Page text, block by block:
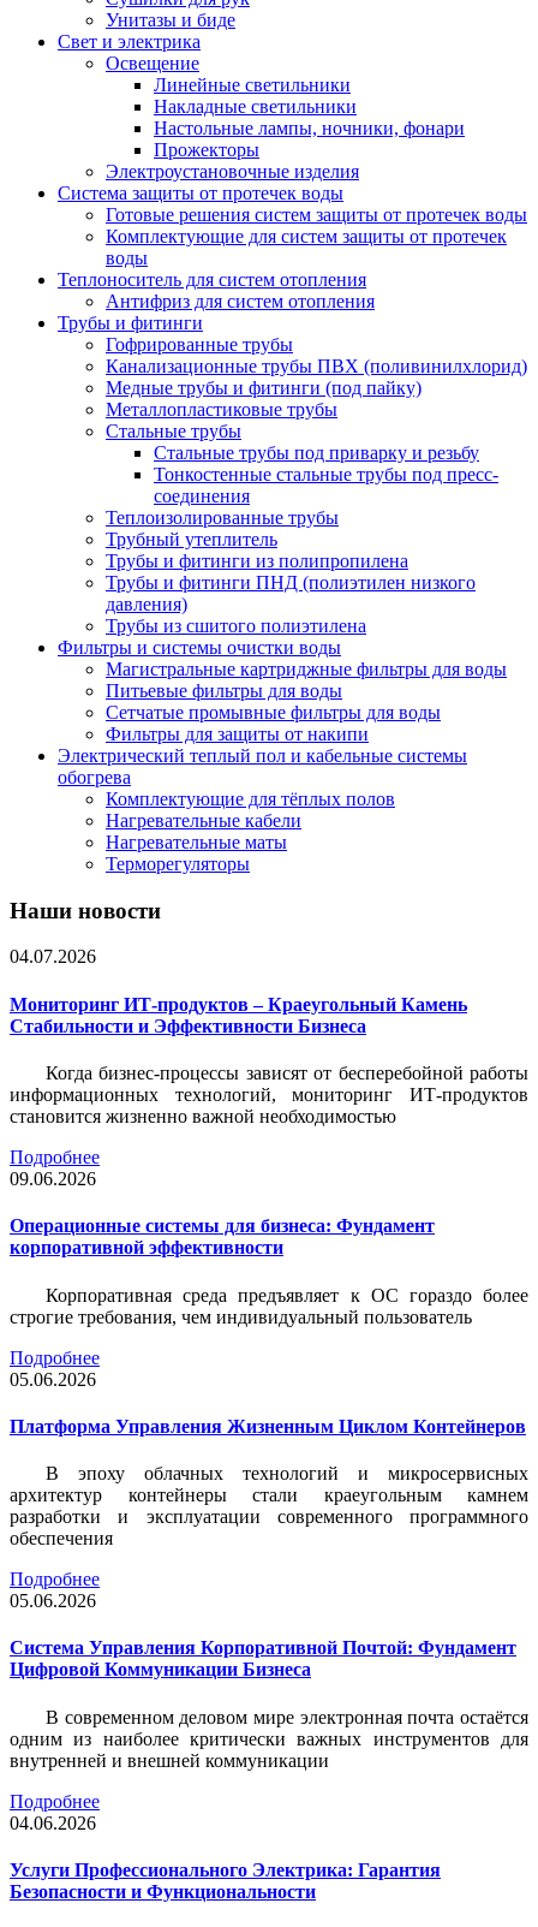
Унитазы и биде
Свет и электрика
Освещение
Линейные светильники
Накладные светильники
Настольные лампы, ночники, фонари
Прожекторы
Электроустановочные изделия
Система защиты от протечек воды
Готовые решения систем защиты от протечек воды
Комплектующие для систем защиты от протечек
воды
Теплоноситель для систем отопления
Антифриз для систем отопления
Трубы и фитинги
Гофрированные трубы
Канализационные трубы ПВХ (поливинилхлорид)
Медные трубы и фитинги (под пайку)
Металлопластиковые трубы
Стальные трубы
Стальные трубы под приварку и резьбу
Тонкостенные стальные трубы под пресс-
соединения
Теплоизолированные трубы
Трубный утеплитель
Трубы и фитинги из полипропилена
Трубы и фитинги ПНД (полиэтилен низкого
давления)
Трубы из сшитого полиэтилена
Фильтры и системы очистки воды
Магистральные картриджные фильтры для воды
Питьевые фильтры для воды
Сетчатые промывные фильтры для воды
Фильтры для защиты от накипи
Электрический теплый пол и кабельные системы
обогрева
Комплектующие для тёплых полов
Нагревательные кабели
Нагревательные маты
Терморегуляторы
Наши новости
04.07.2026
Мониторинг ИТ-продуктов – Краеугольный Камень
Стабильности и Эффективности Бизнеса
Когда бизнес-процессы зависят от бесперебойной работы
информационных технологий, мониторинг ИТ-продуктов
становится жизненно важной необходимостью
Подробнее
09.06.2026
Операционные системы для бизнеса: Фундамент
корпоративной эффективности
Корпоративная среда предъявляет к ОС гораздо более
строгие требования, чем индивидуальный пользователь
Подробнее
05.06.2026
Платформа Управления Жизненным Циклом Контейнеров
В эпоху облачных технологий и микросервисных
архитектур контейнеры стали краеугольным камнем
разработки и эксплуатации современного программного
обеспечения
Подробнее
05.06.2026
Система Управления Корпоративной Почтой: Фундамент
Цифровой Коммуникации Бизнеса
В современном деловом мире электронная почта остаётся
одним из наиболее критически важных инструментов для
внутренней и внешней коммуникации
Подробнее
04.06.2026
Услуги Профессионального Электрика: Гарантия
Безопасности и Функциональности